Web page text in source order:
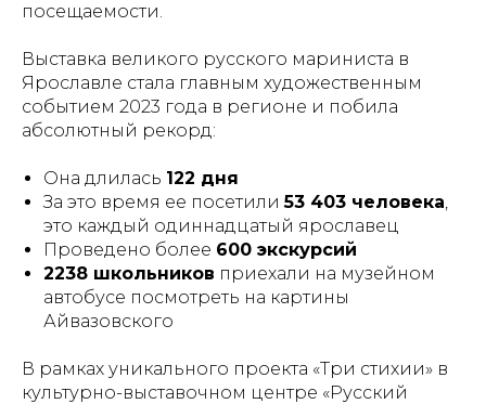
посещаемости.
Выставка великого русского мариниста в
Ярославле стала главным художественным
событием 2023 года в регионе и побила
абсолютный рекорд:
Она длилась 122 дня
За это время ее посетили53 403 человека,
это каждый одиннадцатый ярославец
Проведено более 600 экскурсий
2238 школьников приехали на музейном
автобусе посмотреть на картины
Айвазовского
В рамках уникального проекта «Три стихии» в
культурно-выставочном центре «Русский